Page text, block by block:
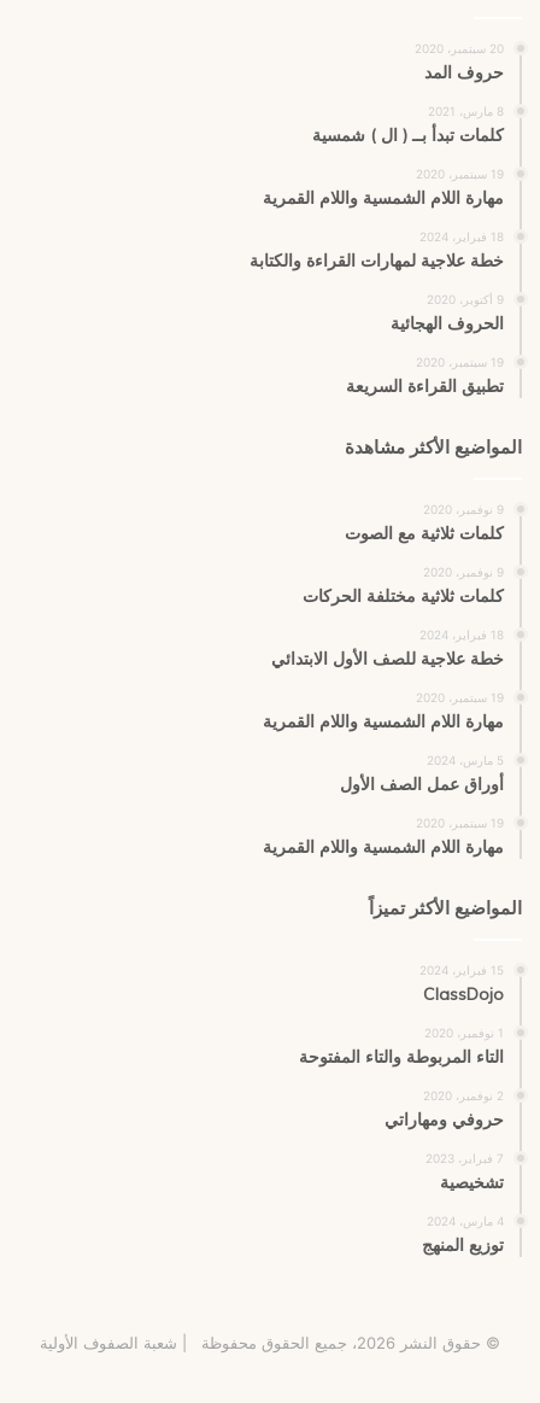
20 سبتمبر، 2020
حروف المد
8 مارس، 2021
كلمات تبدأ بــ ( ال ) شمسية
19 سبتمبر، 2020
مهارة اللام الشمسية واللام القمرية
18 فبراير، 2024
خطة علاجية لمهارات القراءة والكتابة
9 أكتوبر، 2020
الحروف الهجائية
19 سبتمبر، 2020
تطبيق القراءة السريعة
المواضيع الأكثر مشاهدة
9 نوفمبر، 2020
كلمات ثلاثية مع الصوت
9 نوفمبر، 2020
كلمات ثلاثية مختلفة الحركات
18 فبراير، 2024
خطة علاجية للصف الأول الابتدائي
19 سبتمبر، 2020
مهارة اللام الشمسية واللام القمرية
5 مارس، 2024
أوراق عمل الصف الأول
19 سبتمبر، 2020
مهارة اللام الشمسية واللام القمرية
المواضيع الأكثر تميزاً
15 فبراير، 2024
ClassDojo
1 نوفمبر، 2020
التاء المربوطة والتاء المفتوحة
2 نوفمبر، 2020
حروفي ومهاراتي
7 فبراير، 2023
تشخيصية
4 مارس، 2024
توزيع المنهج
© حقوق النشر 2026، جميع الحقوق محفوظة | شعبة الصفوف الأولية